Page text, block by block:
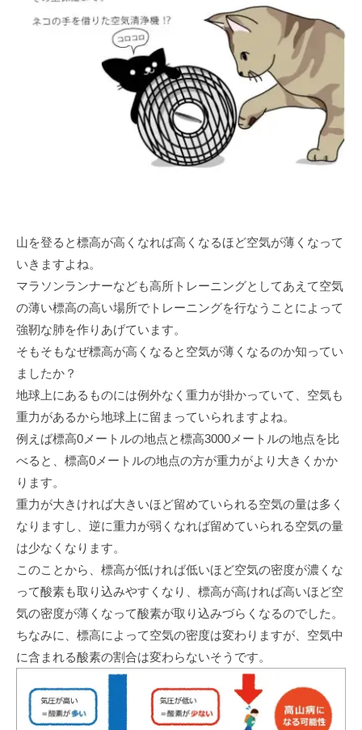
山を登ると標高が高くなれば高くなるほど空気が薄くなって
いきますよね。
マラソンランナーなども高所トレーニングとしてあえて空気
の薄い標高の高い場所でトレーニングを行なうことによって
強靭な肺を作りあげています。
そもそもなぜ標高が高くなると空気が薄くなるのか知ってい
ましたか？
地球上にあるものには例外なく重力が掛かっていて、空気も
重力があるから地球上に留まっていられますよね。
例えば標高0メートルの地点と標高3000メートルの地点を比
べると、標高0メートルの地点の方が重力がより大きくかか
ります。
重力が大きければ大きいほど留めていられる空気の量は多く
なりますし、逆に重力が弱くなれば留めていられる空気の量
は少なくなります。
このことから、標高が低ければ低いほど空気の密度が濃くな
って酸素も取り込みやすくなり、標高が高ければ高いほど空
気の密度が薄くなって酸素が取り込みづらくなるのでした。
ちなみに、標高によって空気の密度は変わりますが、空気中
に含まれる酸素の割合は変わらないそうです。